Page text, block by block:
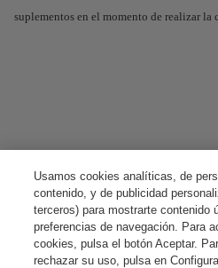
suplementos en el momento de realizar la
Usamos cookies analíticas, de
contenido, y de publicidad
terceros) para mostrarte contenido
preferencias de navegación. Para
cookies, pulsa el botón Aceptar.
rechazar su uso, pulsa en